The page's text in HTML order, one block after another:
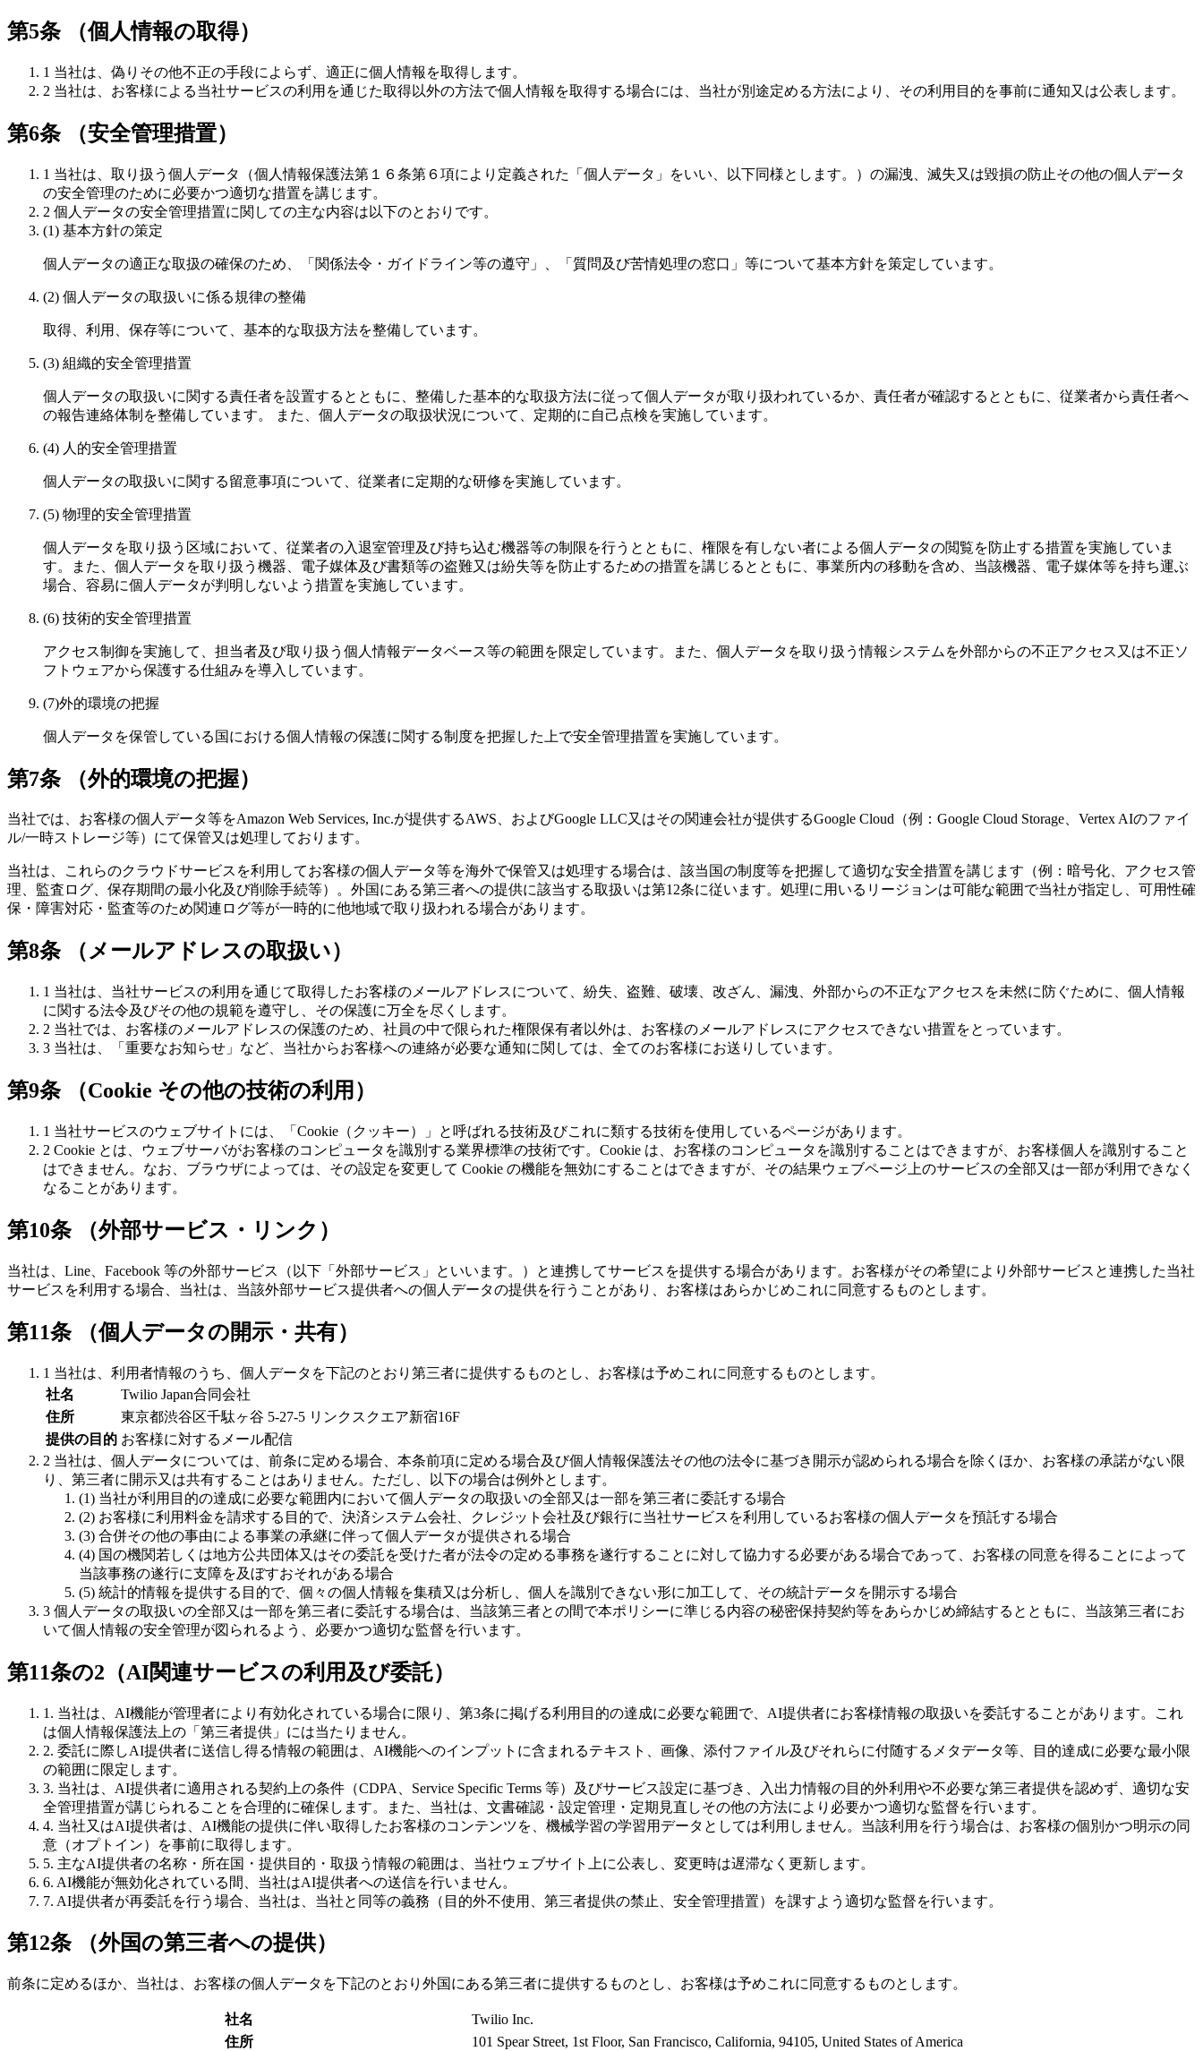
第5条 （個人情報の取得）
1 当社は、偽りその他不正の手段によらず、適正に個人情報を取得します。
2 当社は、お客様による当社サービスの利用を通じた取得以外の方法で個人情報を取得する場合には、当社が別途定める方法により、その利用目的を事前に通知又は公表します。
第6条 （安全管理措置）
1 当社は、取り扱う個人データ（個人情報保護法第１６条第６項により定義された「個人データ」をいい、以下同様とします。）の漏洩、滅失又は毀損の防止その他の個人データ
の安全管理のために必要かつ適切な措置を講じます。
2 個人データの安全管理措置に関しての主な内容は以下のとおりです。
(1) 基本方針の策定
個人データの適正な取扱の確保のため、「関係法令・ガイドライン等の遵守」、「質問及び苦情処理の窓口」等について基本方針を策定しています。
(2) 個人データの取扱いに係る規律の整備
取得、利用、保存等について、基本的な取扱方法を整備しています。
(3) 組織的安全管理措置
個人データの取扱いに関する責任者を設置するとともに、整備した基本的な取扱方法に従って個人データが取り扱われているか、責任者が確認するとともに、従業者から責任者へ
の報告連絡体制を整備しています。 また、個人データの取扱状況について、定期的に自己点検を実施しています。
(4) 人的安全管理措置
個人データの取扱いに関する留意事項について、従業者に定期的な研修を実施しています。
(5) 物理的安全管理措置
個人データを取り扱う区域において、従業者の入退室管理及び持ち込む機器等の制限を行うとともに、権限を有しない者による個人データの閲覧を防止する措置を実施していま
す。また、個人データを取り扱う機器、電子媒体及び書類等の盗難又は紛失等を防止するための措置を講じるとともに、事業所内の移動を含め、当該機器、電子媒体等を持ち運ぶ
場合、容易に個人データが判明しないよう措置を実施しています。
(6) 技術的安全管理措置
アクセス制御を実施して、担当者及び取り扱う個人情報データベース等の範囲を限定しています。また、個人データを取り扱う情報システムを外部からの不正アクセス又は不正ソ
フトウェアから保護する仕組みを導入しています。
(7)外的環境の把握
個人データを保管している国における個人情報の保護に関する制度を把握した上で安全管理措置を実施しています。
第7条 （外的環境の把握）
当社では、お客様の個人データ等をAmazon Web Services, Inc.が提供するAWS、およびGoogle LLC又はその関連会社が提供するGoogle Cloud（例：Google Cloud Storage、Vertex AIのファイ
ル/一時ストレージ等）にて保管又は処理しております。
当社は、これらのクラウドサービスを利用してお客様の個人データ等を海外で保管又は処理する場合は、該当国の制度等を把握して適切な安全措置を講じます（例：暗号化、アクセス管
理、監査ログ、保存期間の最小化及び削除手続等）。外国にある第三者への提供に該当する取扱いは第12条に従います。処理に用いるリージョンは可能な範囲で当社が指定し、可用性確
保・障害対応・監査等のため関連ログ等が一時的に他地域で取り扱われる場合があります。
第8条 （メールアドレスの取扱い）
1 当社は、当社サービスの利用を通じて取得したお客様のメールアドレスについて、紛失、盗難、破壊、改ざん、漏洩、外部からの不正なアクセスを未然に防ぐために、個人情報
に関する法令及びその他の規範を遵守し、その保護に万全を尽くします。
2 当社では、お客様のメールアドレスの保護のため、社員の中で限られた権限保有者以外は、お客様のメールアドレスにアクセスできない措置をとっています。
3 当社は、「重要なお知らせ」など、当社からお客様への連絡が必要な通知に関しては、全てのお客様にお送りしています。
第9条 （Cookie その他の技術の利用）
1 当社サービスのウェブサイトには、「Cookie（クッキー）」と呼ばれる技術及びこれに類する技術を使用しているページがあります。
2 Cookie とは、ウェブサーバがお客様のコンピュータを識別する業界標準の技術です。Cookie は、お客様のコンピュータを識別することはできますが、お客様個人を識別すること
はできません。なお、ブラウザによっては、その設定を変更して Cookie の機能を無効にすることはできますが、その結果ウェブページ上のサービスの全部又は一部が利用できなく
なることがあります。
第10条 （外部サービス・リンク）
当社は、Line、Facebook 等の外部サービス（以下「外部サービス」といいます。）と連携してサービスを提供する場合があります。お客様がその希望により外部サービスと連携した当社
サービスを利用する場合、当社は、当該外部サービス提供者への個人データの提供を行うことがあり、お客様はあらかじめこれに同意するものとします。
第11条 （個人データの開示・共有）
1 当社は、利用者情報のうち、個人データを下記のとおり第三者に提供するものとし、お客様は予めこれに同意するものとします。
社名
Twilio Japan合同会社
住所
東京都渋谷区千駄ヶ谷 5-27-5 リンクスクエア新宿16F
提供の目的 お客様に対するメール配信
2 当社は、個人データについては、前条に定める場合、本条前項に定める場合及び個人情報保護法その他の法令に基づき開示が認められる場合を除くほか、お客様の承諾がない限
り、第三者に開示又は共有することはありません。ただし、以下の場合は例外とします。
(1) 当社が利用目的の達成に必要な範囲内において個人データの取扱いの全部又は一部を第三者に委託する場合
(2) お客様に利用料金を請求する目的で、決済システム会社、クレジット会社及び銀行に当社サービスを利用しているお客様の個人データを預託する場合
(3) 合併その他の事由による事業の承継に伴って個人データが提供される場合
(4) 国の機関若しくは地方公共団体又はその委託を受けた者が法令の定める事務を遂行することに対して協力する必要がある場合であって、お客様の同意を得ることによって
当該事務の遂行に支障を及ぼすおそれがある場合
(5) 統計的情報を提供する目的で、個々の個人情報を集積又は分析し、個人を識別できない形に加工して、その統計データを開示する場合
3 個人データの取扱いの全部又は一部を第三者に委託する場合は、当該第三者との間で本ポリシーに準じる内容の秘密保持契約等をあらかじめ締結するとともに、当該第三者にお
いて個人情報の安全管理が図られるよう、必要かつ適切な監督を行います。
第11条の2（AI関連サービスの利用及び委託）
1. 当社は、AI機能が管理者により有効化されている場合に限り、第3条に掲げる利用目的の達成に必要な範囲で、AI提供者にお客様情報の取扱いを委託することがあります。これ
は個人情報保護法上の「第三者提供」には当たりません。
2. 委託に際しAI提供者に送信し得る情報の範囲は、AI機能へのインプットに含まれるテキスト、画像、添付ファイル及びそれらに付随するメタデータ等、目的達成に必要な最小限
の範囲に限定します。
3. 当社は、AI提供者に適用される契約上の条件（CDPA、Service Specific Terms 等）及びサービス設定に基づき、入出力情報の目的外利用や不必要な第三者提供を認めず、適切な安
全管理措置が講じられることを合理的に確保します。また、当社は、文書確認・設定管理・定期見直しその他の方法により必要かつ適切な監督を行います。
4. 当社又はAI提供者は、AI機能の提供に伴い取得したお客様のコンテンツを、機械学習の学習用データとしては利用しません。当該利用を行う場合は、お客様の個別かつ明示の同
意（オプトイン）を事前に取得します。
5. 主なAI提供者の名称・所在国・提供目的・取扱う情報の範囲は、当社ウェブサイト上に公表し、変更時は遅滞なく更新します。
6. AI機能が無効化されている間、当社はAI提供者への送信を行いません。
7. AI提供者が再委託を行う場合、当社は、当社と同等の義務（目的外不使用、第三者提供の禁止、安全管理措置）を課すよう適切な監督を行います。
第12条 （外国の第三者への提供）
前条に定めるほか、当社は、お客様の個人データを下記のとおり外国にある第三者に提供するものとし、お客様は予めこれに同意するものとします。
社名
Twilio Inc.
住所
101 Spear Street, 1st Floor, San Francisco, California, 94105, United States of America